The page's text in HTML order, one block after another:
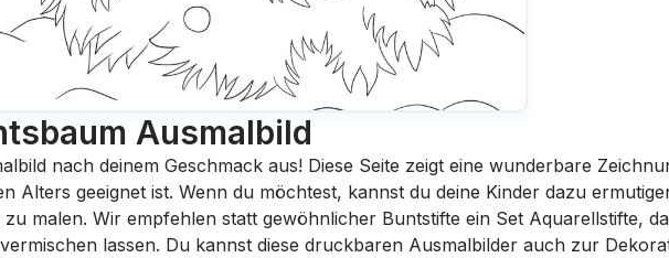
Ausmalbild
nach deinem Geschmack aus! Diese Seite zeigt eine wunderbare
Alters geeignet ist. Wenn du möchtest, kannst du deine Kinder dazu
malen. Wir empfehlen statt gewöhnlicher Buntstifte ein Set Aquarellstifte, da
lassen. Du kannst diese druckbaren Ausmalbilder auch zur